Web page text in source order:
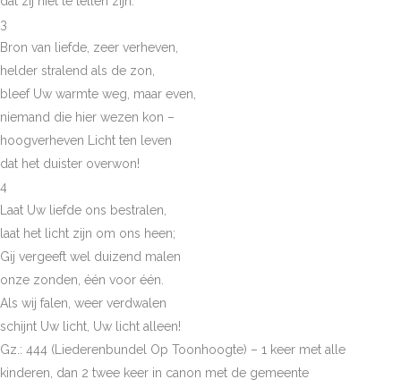
3
Bron van liefde, zeer verheven,
helder stralend als de zon,
bleef Uw warmte weg, maar even,
niemand die hier wezen kon –
hoogverheven Licht ten leven
dat het duister overwon!
4
Laat Uw liefde ons bestralen,
laat het licht zijn om ons heen;
Gij vergeeft wel duizend malen
onze zonden, één voor één.
Als wij falen, weer verdwalen
schijnt Uw licht, Uw licht alleen!
Gz.: 444 (Liederenbundel Op Toonhoogte) – 1 keer met alle
kinderen, dan 2 twee keer in canon met de gemeente